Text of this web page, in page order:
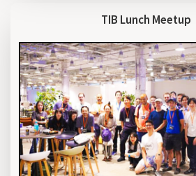
TIB Lunch Meetup